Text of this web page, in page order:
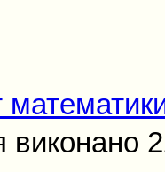
виконано